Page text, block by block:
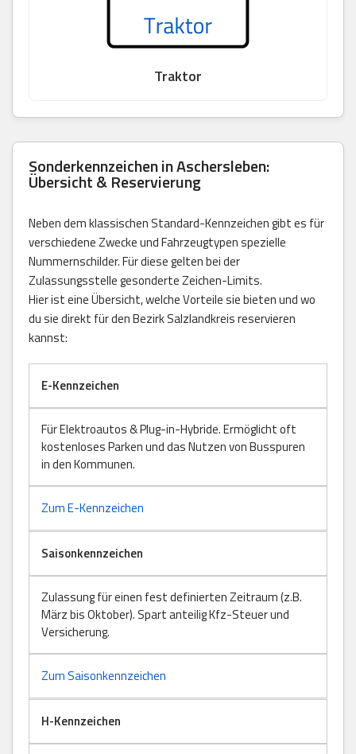
Traktor
Sonderkennzeichen in Aschersleben:
Übersicht & Reservierung
Neben dem klassischen Standard-Kennzeichen gibt es für
verschiedene Zwecke und Fahrzeugtypen spezielle
Nummernschilder. Für diese gelten bei der
Zulassungsstelle gesonderte Zeichen-Limits.
Hier ist eine Übersicht, welche Vorteile sie bieten und wo
du sie direkt für den Bezirk Salzlandkreis reservieren
kannst:
E-Kennzeichen
Für Elektroautos & Plug-in-Hybride. Ermöglicht oft
kostenloses Parken und das Nutzen von Busspuren
in den Kommunen.
Zum E-Kennzeichen
Saisonkennzeichen
Zulassung für einen fest definierten Zeitraum (z.B.
März bis Oktober). Spart anteilig Kfz-Steuer und
Versicherung.
Zum Saisonkennzeichen
H-Kennzeichen